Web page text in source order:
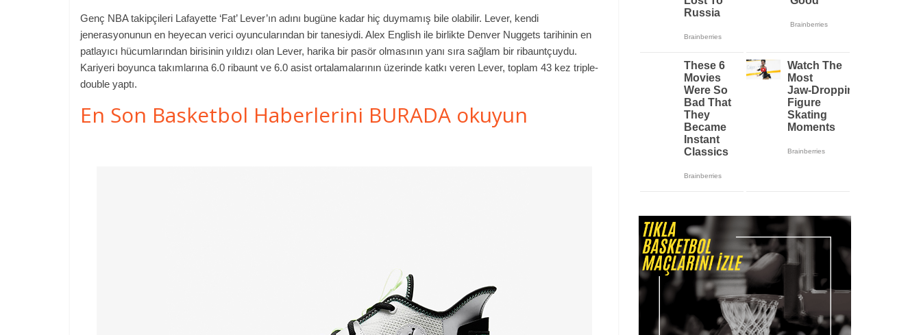
Genç NBA takipçileri Lafayette ‘Fat’ Lever’ın adını bugüne kadar hiç duymamış bile olabilir. Lever, kendi
jenerasyonunun en heyecan verici oyuncularından bir tanesiydi. Alex English ile birlikte Denver Nuggets tarihinin en
patlayıcı hücumlarından birisinin yıldızı olan Lever, harika bir pasör olmasının yanı sıra sağlam bir ribauntçuydu.
Kariyeri boyunca takımlarına 6.0 ribaunt ve 6.0 asist ortalamalarının üzerinde katkı veren Lever, toplam 43 kez triple-
double yaptı.
En Son Basketbol Haberlerini BURADA okuyun